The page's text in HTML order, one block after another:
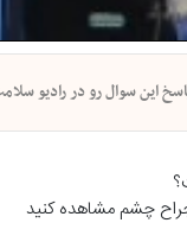
این سوال رو در رادیو
چشم مشاهده کنید